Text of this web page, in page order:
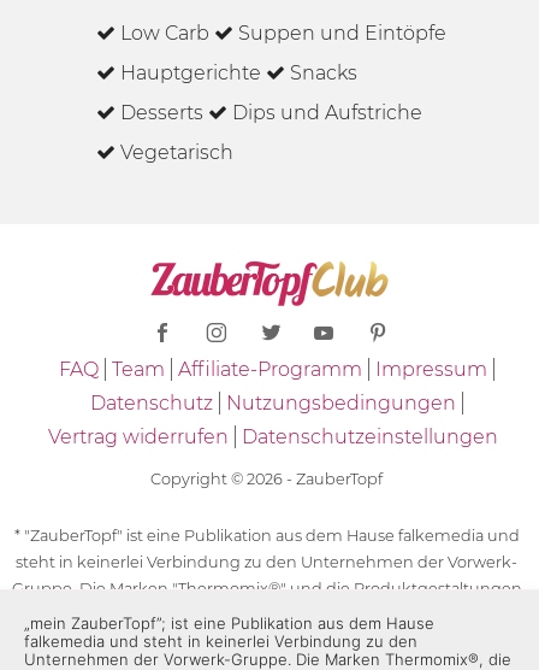
Low Carb
Suppen und Eintöpfe
Hauptgerichte
Snacks
Desserts
Dips und Aufstriche
Vegetarisch
FAQ Team Affiliate-Programm
Impressum
Datenschutz
Nutzungsbedingungen
Vertrag widerrufen
Datenschutzeinstellungen
Copyright © 2026 - ZauberTopf
* "ZauberTopf" ist eine Publikation aus dem Hause falkemedia und
steht in keinerlei Verbindung zu den Unternehmen der Vorwerk-
Gruppe. Die Marken "Thermomix®" und die Produktgestaltungen
des "Thermomix®" sind eingetragene Marken der Unternehmen
der Vorwerk-Gruppe. Die Marken Thermomix®, die Zeichen TM5®,
„mein ZauberTopf”; ist eine Publikation aus dem Hause
falkemedia und steht in keinerlei Verbindung zu den
Unternehmen der Vorwerk-Gruppe. Die Marken Thermomix®, die